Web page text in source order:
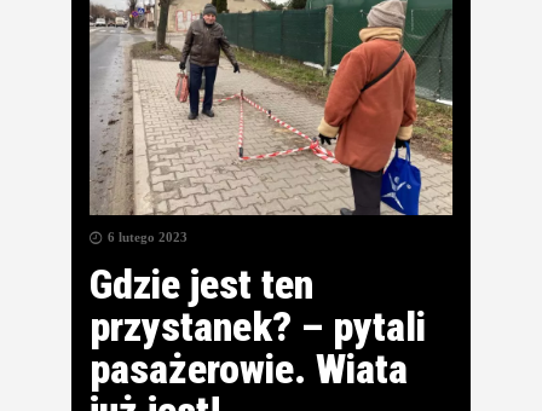
6 lutego 2023
Gdzie jest ten
przystanek? – pytali
pasażerowie. Wiata